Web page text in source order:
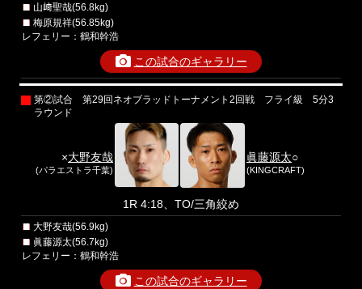
山﨑聖哉(56.8kg)
梅原規祥(56.85kg)
レフェリー：鶴和幹浩
この試合のギャラリー
第②試合 第29回ネオブラッドトーナメント2回戦 フライ級 5分3
ラウンド
×大野友哉
(パラエストラ千葉)
眞藤源太○
(KINGCRAFT)
1R 4:18、TO/三角絞め
大野友哉(56.9kg)
眞藤源太(56.7kg)
レフェリー：鶴和幹浩
この試合のギャラリー